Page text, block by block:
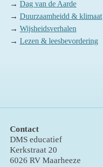
→ Dag van de Aarde
→ Duurzaamheidd & klimaat
→ Wijsheidsverhalen
→ Lezen & leesbevordering
Contact
DMS educatief
Kerkstraat 20
6026 RV Maarheeze